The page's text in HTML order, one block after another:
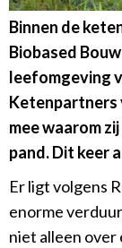
Binnen de
Biobased
leefomgeving
Ketenpartners
mee waarom
pand. Dit keer
Er ligt volgens
enorme
niet alleen over